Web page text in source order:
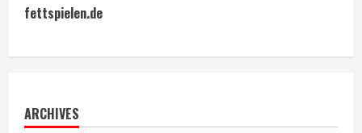
fettspielen.de
ARCHIVES